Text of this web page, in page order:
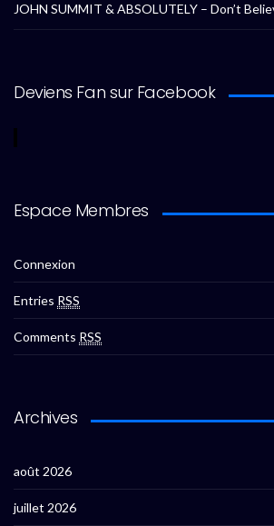
JOHN SUMMIT & ABSOLUTELY – Don’t
Deviens Fan sur Facebook
Espace Membres
Connexion
Entries RSS
Comments RSS
Archives
août 2026
juillet 2026